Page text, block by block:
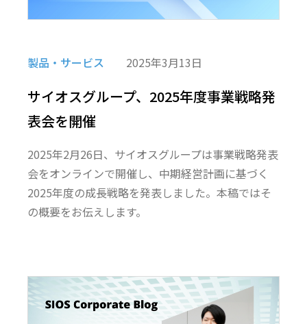
製品・サービス 2025年3月13日
サイオスグループ、2025年度事業戦略発
表会を開催
2025年2月26日、サイオスグループは事業戦略発表
会をオンラインで開催し、中期経営計画に基づく
2025年度の成長戦略を発表しました。本稿ではそ
の概要をお伝えします。